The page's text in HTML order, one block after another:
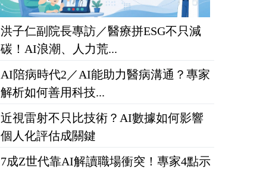
洪子仁副院長專訪／醫療拼ESG不只減
碳！AI浪潮、人力荒...
AI陪病時代2／AI能助力醫病溝通？專家
解析如何善用科技...
近視雷射不只比技術？AI數據如何影響
個人化評估成關鍵
7成Z世代靠AI解讀職場衝突！專家4點示